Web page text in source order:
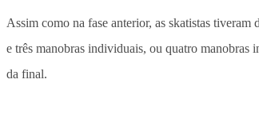
Assim como na fase anterior, as skatistas
e três manobras individuais, ou quatro manobras
da final.